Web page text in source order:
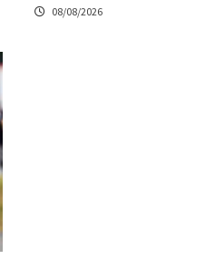
08/08/2026